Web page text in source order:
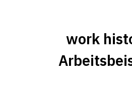
work